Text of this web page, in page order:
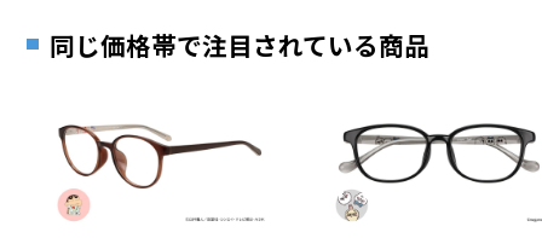
12.5g
※着脱式サングラス：デモレンズ、アタッチメント込みの重さ
タイプ
す。
お近くのZoff実店舗にて度数を測定いただけます（無料）。
その際は記入用紙をダウンロードしてお使いください。
同じ価格帯で注目されている商品